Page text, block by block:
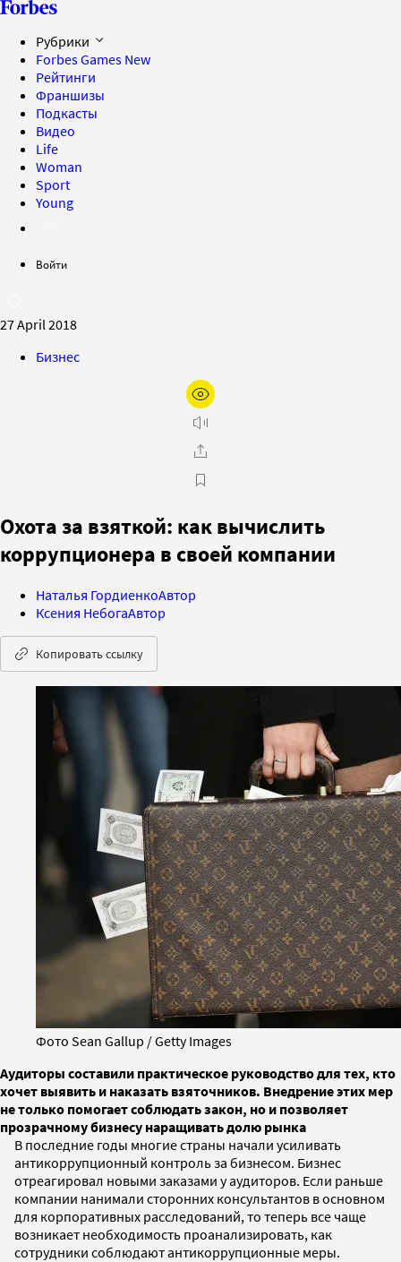
Рубрики
Forbes Games New
Рейтинги
Франшизы
Подкасты
Видео
Life
Woman
Sport
Young
Войти
27 April 2018
Бизнес
Охота за взяткой: как вычислить
коррупционера в своей компании
Наталья ГордиенкоАвтор
Ксения НебогаАвтор
Копировать ссылку
Фото Sean Gallup / Getty Images
Аудиторы составили практическое руководство для тех, кто
хочет выявить и наказать взяточников. Внедрение этих мер
не только помогает соблюдать закон, но и позволяет
прозрачному бизнесу наращивать долю рынка
В последние годы многие страны начали усиливать
антикоррупционный контроль за бизнесом. Бизнес
отреагировал новыми заказами у аудиторов. Если раньше
компании нанимали сторонних консультантов в основном
для корпоративных расследований, то теперь все чаще
возникает необходимость проанализировать, как
сотрудники соблюдают антикоррупционные меры.